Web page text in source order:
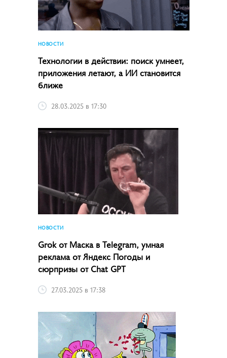
НОВОСТИ
Технологии в действии: поиск умнеет,
приложения летают, а ИИ становится
ближе
28.03.2025 в 17:30
НОВОСТИ
Grok от Маска в Telegram, умная
реклама от Яндекс Погоды и
сюрпризы от Chat GPT
27.03.2025 в 17:38